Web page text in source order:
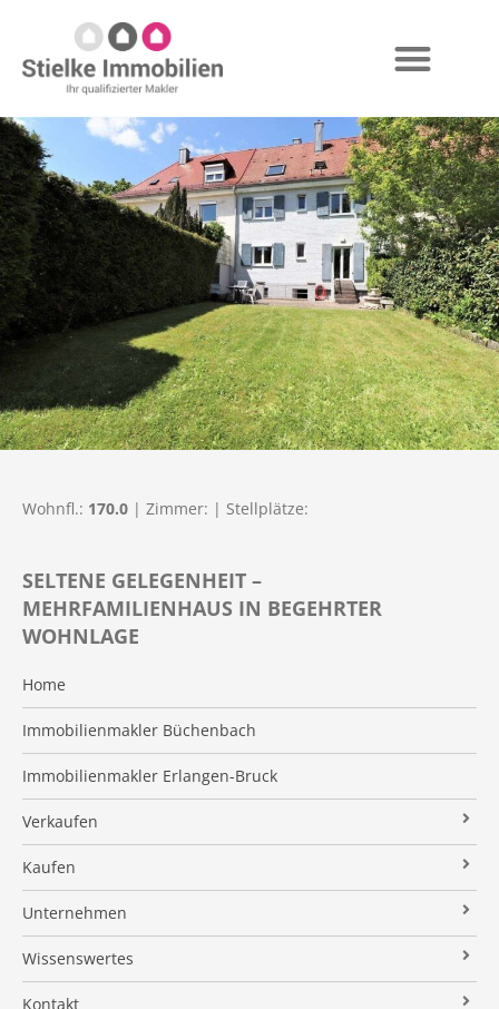
SELTENE GELEGENHEIT –
MEHRFAMILIENHAUS IN BEGEHRTER
WOHNLAGE
Home
Immobilienmakler Büchenbach
Immobilienmakler Erlangen-Bruck
Verkaufen
Verkaufsanfrage
Referenzobjekte
Makleralleinauftrag
Wertermittlung
Kaufen
Immobilienangebote
Finanzierung
Suchauftrag
Unternehmen
Über uns
Kundenstimmen
Wissenswertes
Immobilien News
Kontakt
Wohnfl.: 170.0 | Zimmer: | Stellplätze: